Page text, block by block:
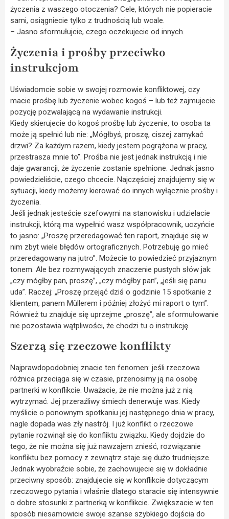
życzenia z waszego otoczenia? Cele, których nie popieracie
sami, osiągniecie tylko z trudnością lub wcale.
– Jasno sformułujcie, czego oczekujecie od innych.
Życzenia i prośby przeciwko
instrukcjom
Uświadomcie sobie w swojej rozmowie konfliktowej, czy
macie prośbę lub życzenie wobec kogoś – lub też zajmujecie
pozycję pozwalającą na wydawanie instrukcji.
Kiedy skierujecie do kogoś prośbę lub życzenie, to osoba ta
może ją spełnić lub nie: „Mógłbyś, proszę, ciszej zamykać
drzwi? Za każdym razem, kiedy jestem pogrążona w pracy,
przestrasza mnie to”. Prośba nie jest jednak instrukcją i nie
daje gwarancji, że życzenie zostanie spełnione. Jednak jasno
powiedzieliście, czego chcecie. Najczęściej znajdujemy się w
sytuacji, kiedy możemy kierować do innych wyłącznie prośby i
życzenia.
Jeśli jednak jesteście szefowymi na stanowisku i udzielacie
instrukcji, którą ma wypełnić wasz współpracownik, uczyńcie
to jasno: „Proszę przeredagować ten raport, znajduje się w
nim zbyt wiele błędów ortograficznych. Potrzebuję go mieć
przeredagowany na jutro”. Możecie to powiedzieć przyjaznym
tonem. Ale bez rozmywających znaczenie pustych słów jak:
„czy mógłby pan, proszę”, „czy mógłby pan”, „jeśli się panu
uda”. Raczej: „Proszę przejąć dziś o godzinie 15 spotkanie z
klientem, panem Müllerem i później złożyć mi raport o tym”.
Również tu znajduje się uprzejme „proszę”, ale sformułowanie
nie pozostawia wątpliwości, że chodzi tu o instrukcję.
Szerzą się rzeczowe konflikty
Najprawdopodobniej znacie ten fenomen: jeśli rzeczowa
różnica przeciąga się w czasie, przenosimy ją na osobę
partnerki w konflikcie. Uważacie, że nie można już z nią
wytrzymać. Jej przeraźliwy śmiech denerwuje was. Kiedy
myślicie o ponownym spotkaniu jej następnego dnia w pracy,
nagle dopada was zły nastrój. I już konflikt o rzeczowe
pytanie rozwinął się do konfliktu związku. Kiedy dojdzie do
tego, że nie można się już nawzajem znieść, rozwiązanie
konfliktu bez pomocy z zewnątrz staje się dużo trudniejsze.
Jednak wyobraźcie sobie, że zachowujecie się w dokładnie
przeciwny sposób: znajdujecie się w konflikcie dotyczącym
rzeczowego pytania i właśnie dlatego staracie się intensywnie
o dobre stosunki z partnerką w konflikcie. Zwiększacie w ten
sposób niesamowicie swoje szanse szybkiego dojścia do